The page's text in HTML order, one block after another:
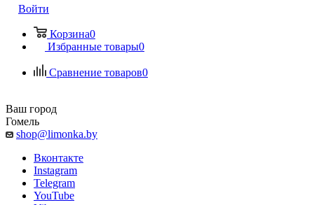
Войти
Корзина0
Избранные товары0
Сравнение товаров0
Ваш город
Гомель
shop@limonka.by
Вконтакте
Instagram
Telegram
YouTube